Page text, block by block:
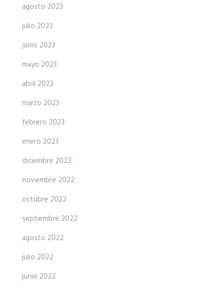
agosto 2023
julio 2023
junio 2023
mayo 2023
abril 2023
marzo 2023
febrero 2023
enero 2023
diciembre 2022
noviembre 2022
octubre 2022
septiembre 2022
agosto 2022
julio 2022
junio 2022